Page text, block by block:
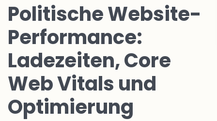
Politische Website-
Performance:
Ladezeiten, Core
Web Vitals und
Optimierung